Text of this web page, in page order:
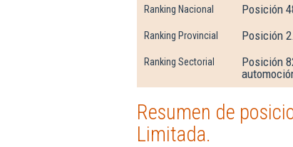
Ranking Nacional Posición
Ranking Provincial Posición
Ranking Sectorial
Posición
Resumen de
Limitada.